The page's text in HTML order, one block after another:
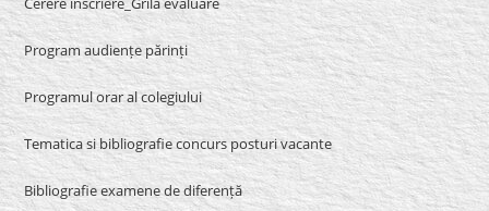
Program audiențe părinți
Programul orar al colegiului
Tematica si bibliografie concurs posturi vacante
Bibliografie examene de diferență